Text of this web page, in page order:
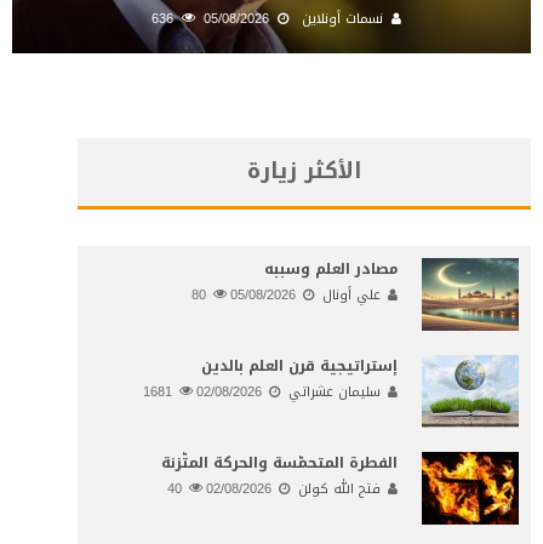
نسمات أونلاين 05/08/2026
636
الأكثر زيارة
مصادر العلم وسببه
علي أونال 05/08/2026
إستراتيجية قرن العلم بالدين
سليمان عشراتي 02/08/2026
الفطرة المتحمّسة والحركة المتّزنة
فتح الله كولن 02/08/2026